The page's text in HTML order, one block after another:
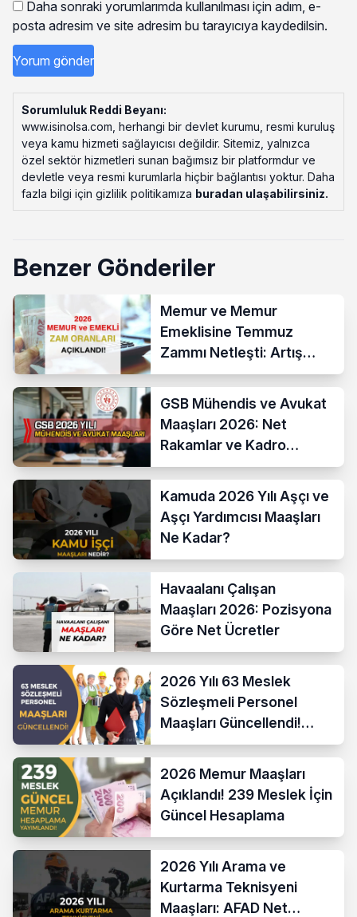
Daha sonraki yorumlarımda kullanılması için adım, e-
posta adresim ve site adresim bu tarayıcıya kaydedilsin.
Sorumluluk Reddi Beyanı:
www.isinolsa.com, herhangi bir devlet kurumu, resmi kuruluş
veya kamu hizmeti sağlayıcısı değildir. Sitemiz, yalnızca
özel sektör hizmetleri sunan bağımsız bir platformdur ve
devletle veya resmi kurumlarla hiçbir bağlantısı yoktur. Daha
fazla bilgi için gizlilik politikamıza buradan ulaşabilirsiniz.
Benzer Gönderiler
Memur ve Memur
Emeklisine Temmuz
Zammı Netleşti: Artış
Yüzde 13,52 Oldu
GSB Mühendis ve Avukat
Maaşları 2026: Net
Rakamlar ve Kadro
Karşılaştırması
Kamuda 2026 Yılı Aşçı ve
Aşçı Yardımcısı Maaşları
Ne Kadar?
Havaalanı Çalışan
Maaşları 2026: Pozisyona
Göre Net Ücretler
2026 Yılı 63 Meslek
Sözleşmeli Personel
Maaşları Güncellendi!
Hesaplama Formülü ve
2026 Memur Maaşları
Açıklandı! 239 Meslek İçin
Güncel Hesaplama
2026 Yılı Arama ve
Kurtarma Teknisyeni
Maaşları: AFAD Net